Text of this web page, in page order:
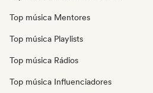
Top música Mentores
Top música Playlists
Top música Rádios
Top música Influenciadores